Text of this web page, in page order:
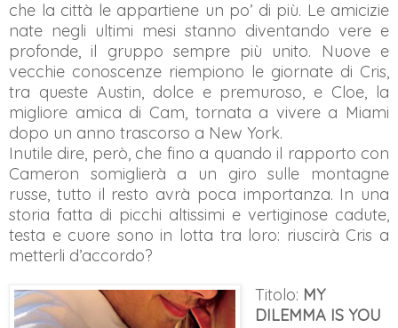
che la città le appartiene un po’ di più. Le amicizie
nate negli ultimi mesi stanno diventando vere e
profonde, il gruppo sempre più unito. Nuove e
vecchie conoscenze riempiono le giornate di Cris,
tra queste Austin, dolce e premuroso, e Cloe, la
migliore amica di Cam, tornata a vivere a Miami
dopo un anno trascorso a New York.
Inutile dire, però, che fino a quando il rapporto con
Cameron somiglierà a un giro sulle montagne
russe, tutto il resto avrà poca importanza. In una
storia fatta di picchi altissimi e vertiginose cadute,
testa e cuore sono in lotta tra loro: riuscirà Cris a
metterli d’accordo?
Titolo: MY
DILEMMA IS YOU